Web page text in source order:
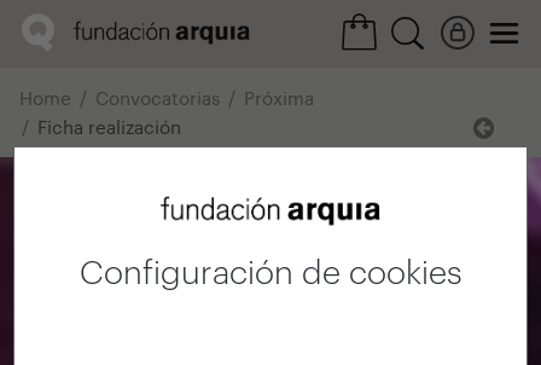
Configuración de cookies
Home Convocatorias
Próxima
Ficha realización